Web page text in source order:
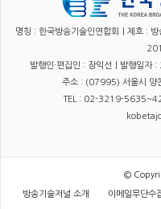
명칭 : 한국방송기술인연합회｜제호 :
발행인·편집인 : 장익선｜발행일
주소 : (07995) 서울시 양
TEL : 02-3219-
©
방송기술저널 소개 이메일무단수